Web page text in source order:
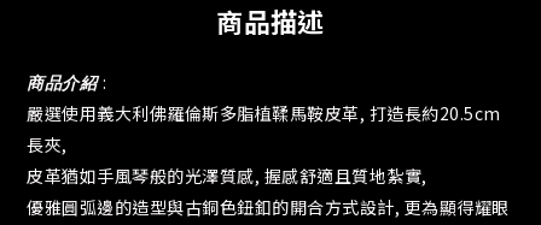
商品描述
商品介紹:
嚴選使用義大利佛羅倫斯多脂植鞣馬鞍皮革, 打造長約20.5cm
長夾,
皮革猶如手風琴般的光澤質感, 握感舒適且質地紮實,
優雅圓弧邊的造型與古銅色鈕釦的開合方式設計, 更為顯得耀眼